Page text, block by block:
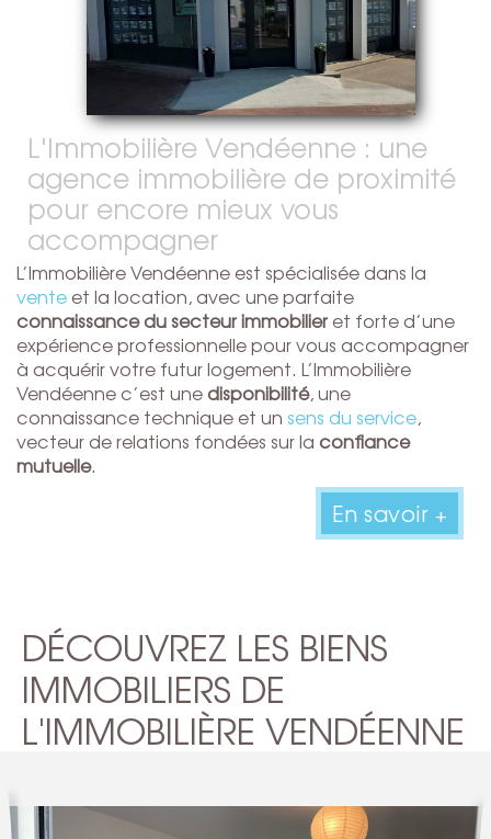
L'Immobilière Vendéenne : une
agence immobilière de proximité
pour encore mieux vous
accompagner
L’Immobilière Vendéenne est spécialisée dans la
venteet la location, avec une parfaite
connaissance du secteur immobilieret forte d’une
expérience professionnelle pour vous accompagner
à acquérir votre futur logement. L’Immobilière
Vendéenne c’est unedisponibilité, une
connaissance technique et un sens du service,
vecteur de relations fondées sur la confiance
mutuelle.
En savoir +
DÉCOUVREZ LES BIENS
IMMOBILIERS DE
L'IMMOBILIÈRE VENDÉENNE